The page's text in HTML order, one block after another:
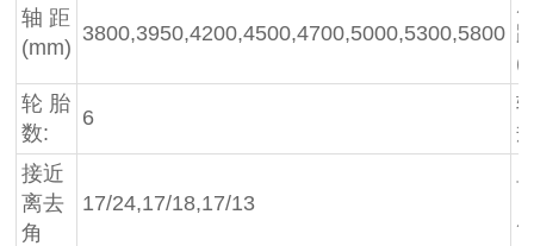
轴 距
(mm)
3800,3950,4200,4500,4700,5000,5300,5800
轮 胎
数:
6
接近
离去
角
17/24,17/18,17/13